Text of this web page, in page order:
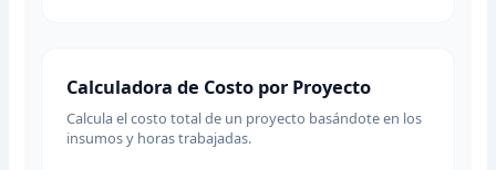
Calculadora de Costo por Proyecto
Calcula el costo total de un proyecto basándote en los
insumos y horas trabajadas.